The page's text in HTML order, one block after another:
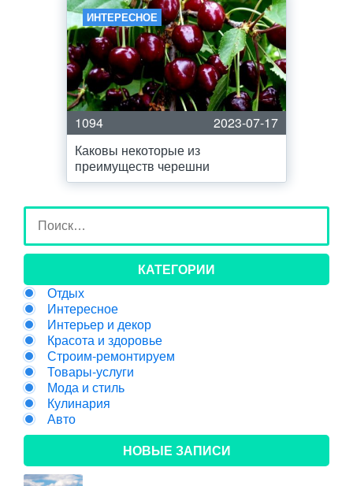
ИНТЕРЕСНОЕ
1094
2023-07-17
Каковы некоторые из
преимуществ черешни
КАТЕГОРИИ
Отдых
Интересное
Интерьер и декор
Красота и здоровье
Строим-ремонтируем
Товары-услуги
Мода и стиль
Кулинария
Авто
НОВЫЕ ЗАПИСИ